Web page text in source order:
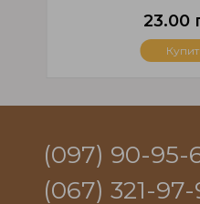
23.00
(097) 90-95-
(067) 321-